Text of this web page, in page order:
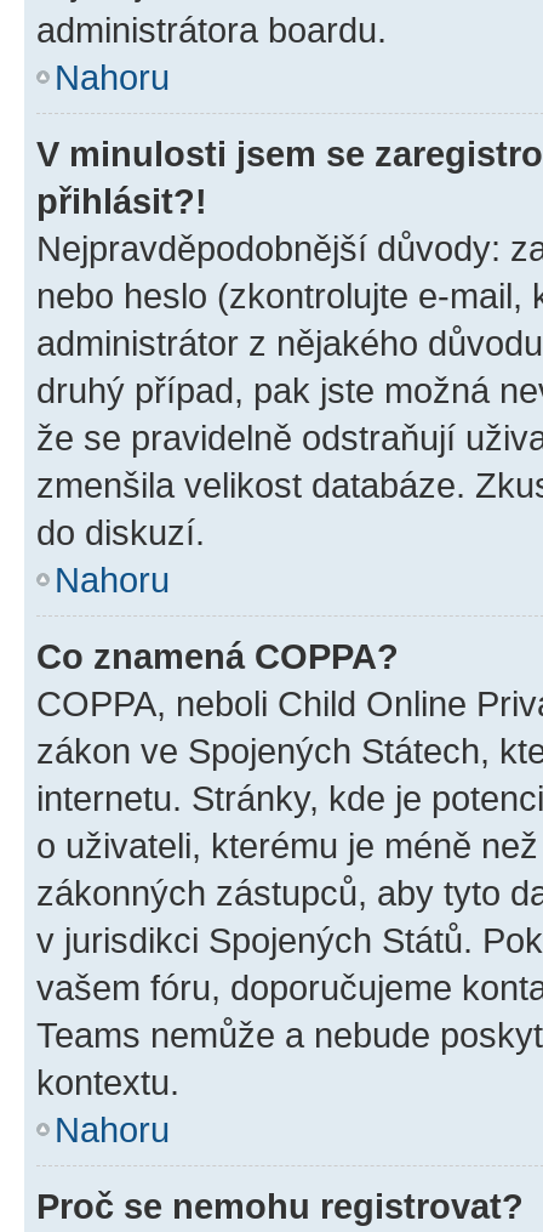
administrátora boardu.
Nahoru
V minulosti jsem se
přihlásit?!
Nejpravděpodobnější důvody:
nebo heslo (zkontrolujte e-
administrátor z nějakého
druhý případ, pak jste možná
že se pravidelně odstraňují
zmenšila velikost databáze.
do diskuzí.
Nahoru
Co znamená COPPA?
COPPA, neboli Child Online
zákon ve Spojených Státech,
internetu. Stránky, kde je
o uživateli, kterému je méně
zákonných zástupců, aby tyto
v jurisdikci Spojených Států.
vašem fóru, doporučujeme
Teams nemůže a nebude
kontextu.
Nahoru
Proč se nemohu registrovat?